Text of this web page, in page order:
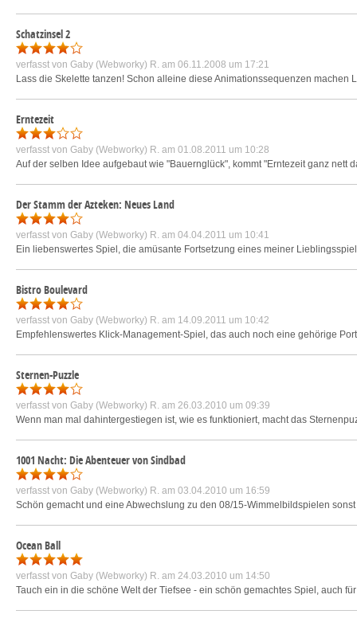
Schatzinsel 2
verfasst von Gaby (Webworky) R. am 06.11.2008 um 17:21
Lass die Skelette tanzen! Schon alleine diese Animationssequenzen
Erntezeit
verfasst von Gaby (Webworky) R. am 01.08.2011 um 10:28
Auf der selben Idee aufgebaut wie "Bauernglück", kommt "Erntezeit ganz
Der Stamm der Azteken: Neues Land
verfasst von Gaby (Webworky) R. am 04.04.2011 um 10:41
Ein liebenswertes Spiel, die amüsante Fortsetzung eines meiner
Bistro Boulevard
verfasst von Gaby (Webworky) R. am 14.09.2011 um 10:42
Empfehlenswertes Klick-Management-Spiel, das auch noch eine gehörige
Sternen-Puzzle
verfasst von Gaby (Webworky) R. am 26.03.2010 um 09:39
Wenn man mal dahintergestiegen ist, wie es funktioniert, macht das
1001 Nacht: Die Abenteuer von Sindbad
verfasst von Gaby (Webworky) R. am 03.04.2010 um 16:59
Schön gemacht und eine Abwechslung zu den 08/15-Wimmelbildspielen
Ocean Ball
verfasst von Gaby (Webworky) R. am 24.03.2010 um 14:50
Tauch ein in die schöne Welt der Tiefsee - ein schön gemachtes Spiel, auch